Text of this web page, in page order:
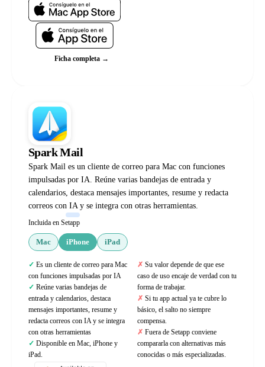
Ficha completa →
Spark Mail
Spark Mail es un cliente de correo para Mac con funciones
impulsadas por IA. Reúne varias bandejas de entrada y
calendarios, destaca mensajes importantes, resume y redacta
correos con IA y se integra con otras herramientas.
Incluida en Setapp
Mac iPhone iPad
Es un cliente de correo para Mac
con funciones impulsadas por IA
Reúne varias bandejas de
entrada y calendarios, destaca
mensajes importantes, resume y
redacta correos con IA y se integra
con otras herramientas
Disponible en Mac, iPhone y
iPad.
Su valor depende de que ese
caso de uso encaje de verdad con tu
forma de trabajar.
Si tu app actual ya te cubre lo
básico, el salto no siempre
compensa.
Fuera de Setapp conviene
compararla con alternativas más
conocidas o más especializadas.